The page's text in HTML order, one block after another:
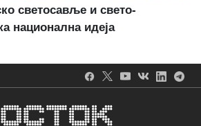
светосавље и свето-
национална идеја